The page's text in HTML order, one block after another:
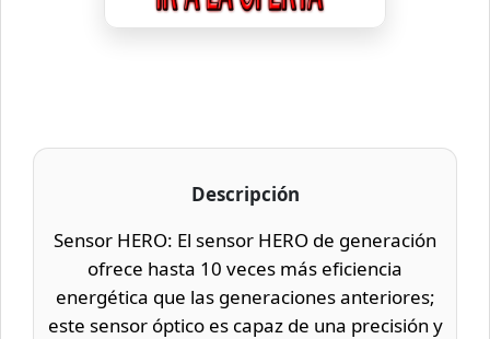
Descripción
Sensor HERO: El sensor HERO de generación
ofrece hasta 10 veces más eficiencia
energética que las generaciones anteriores;
este sensor óptico es capaz de una precisión y